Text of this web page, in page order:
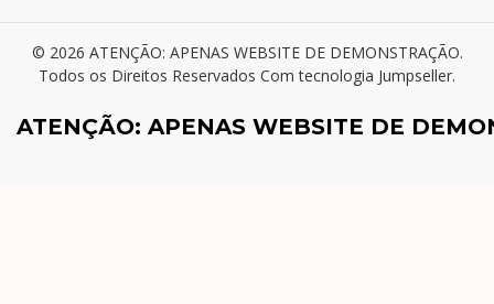
© 2026 ATENÇÃO: APENAS WEBSITE DE DEMONSTRAÇÃO.
Todos os Direitos Reservados Com tecnologia Jumpseller.
ATENÇÃO: APENAS WEBSITE DE